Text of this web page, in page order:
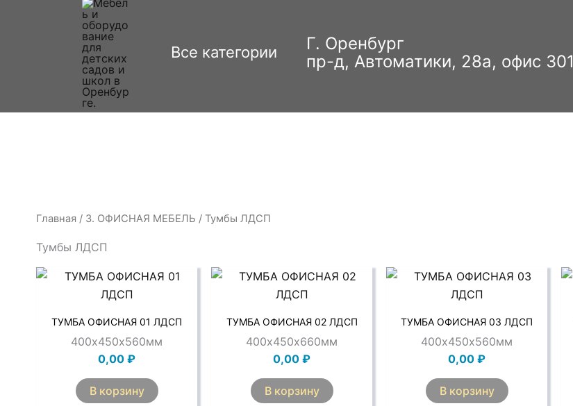
Все категории
Г. Оренбург
пр-д, Автоматики, 28а, офис 301
Главная / 3. ОФИСНАЯ МЕБЕЛЬ / Тумбы ЛДСП
Тумбы ЛДСП
ТУМБА ОФИСНАЯ 01 ЛДСП
400х450х560мм
0,00 ₽
В корзину
ТУМБА ОФИСНАЯ 02 ЛДСП
400х450х660мм
0,00 ₽
В корзину
ТУМБА ОФИСНАЯ 03 ЛДСП
400х450х560мм
0,00 ₽
В корзину